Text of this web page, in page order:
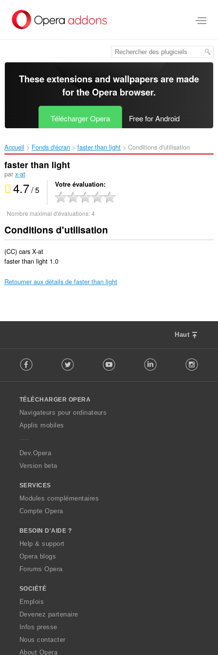
contenu
These extensions and wallpapers are made
for theOpera browser.
Télécharger Opera Free for Android
Accueil Fonds d'écran faster than light‎ Conditions d'utilisation
faster than light
par x-at
4.7/ 5 Votre évaluation
Nombre maximal d'évaluations:4
Conditions d'utilisation
(CC) cars X-at
faster than light 1.0
Retourner aux détails de faster than light
Haut
o
w
O
p
a
Facebook Twitter Youtube LinkedIn
TÉLÉCHARGER OPERA
Navigateurs pour ordinateurs
Applis mobiles
Dev.Opera
Version beta
SERVICES
Modules complémentaires
Compte Opera
BESOIN D'AIDE ?
Help & support
Opera blogs
Forums Opera
SOCIÉTÉ
Emplois
Devenez partenaire
Infos presse
Nous contacter
About Opera